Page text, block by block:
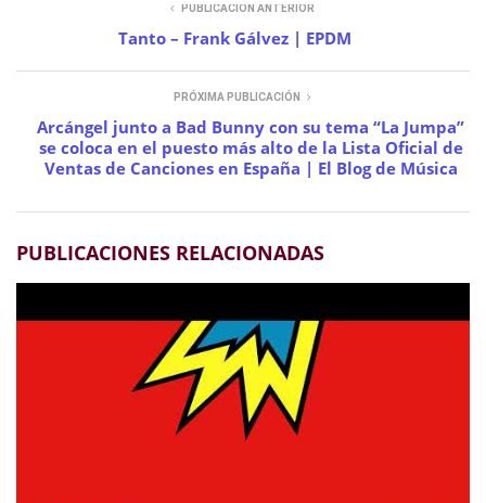
PUBLICACIÓN ANTERIOR
Tanto – Frank Gálvez | EPDM
PRÓXIMA PUBLICACIÓN
Arcángel junto a Bad Bunny con su tema “La Jumpa”
se coloca en el puesto más alto de la Lista Oficial de
Ventas de Canciones en España | El Blog de Música
PUBLICACIONES RELACIONADAS